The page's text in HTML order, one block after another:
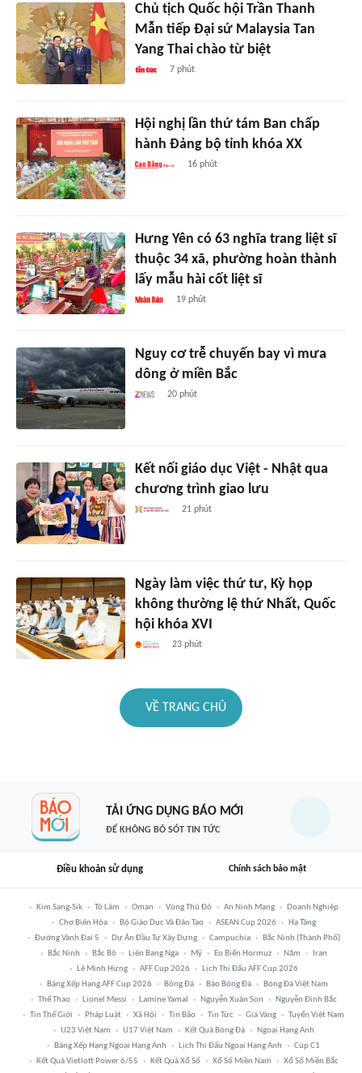
Chủ tịch Quốc hội Trần Thanh
Mẫn tiếp Đại sứ Malaysia Tan
Yang Thai chào từ biệt
7 phút
Hội nghị lần thứ tám Ban chấp
hành Đảng bộ tỉnh khóa XX
16 phút
Hưng Yên có 63 nghĩa trang liệt sĩ
thuộc 34 xã, phường hoàn thành
lấy mẫu hài cốt liệt sĩ
19 phút
Nguy cơ trễ chuyến bay vì mưa
dông ở miền Bắc
20 phút
Kết nối giáo dục Việt - Nhật qua
chương trình giao lưu
21 phút
Ngày làm việc thứ tư, Kỳ họp
không thường lệ thứ Nhất, Quốc
hội khóa XVI
23 phút
VỀ TRANG CHỦ
TẢI ỨNG DỤNG BÁO MỚI
ĐỂ KHÔNG BỎ SÓT TIN TỨC
Điều khoản sử dụng Chính sách bảo mật
Kim Sang-Sik Tô Lâm Oman Vùng Thủ Đô An Ninh Mạng
Doanh Nghiệp
Chợ Biên Hòa
Bộ Giáo Dục Và Đào Tạo ASEAN Cup 2026
Hạ Tầng
Đường Vành Đai 5
Dự Án Đầu Tư Xây Dựng Campuchia
Bắc Ninh (thành Phố)
Bắc Ninh
Bắc Bộ Liên Bang Nga Mỹ Eo Biển Hormuz Năm
Iran
Lê Minh Hưng
AFF Cup 2026
Lịch Thi Đấu AFF Cup 2026
Bảng Xếp Hạng AFF Cup 2026
Bóng Đá Báo Bóng Đá
Bóng Đá Việt Nam
Thể Thao
Lionel Messi Lamine Yamal Nguyễn Xuân Son
Nguyễn Đình Bắc
Tin Thế Giới
Pháp Luật Xã Hội Tin Bão Tin Tức Giá Vàng
Tuyển Việt Nam
U23 Việt Nam
U17 Việt Nam Kết Quả Bóng Đá
Ngoại Hạng Anh
Bảng Xếp Hạng Ngoại Hạng Anh
Lịch Thi Đấu Ngoại Hạng Anh
Cúp C1
Kết Quả Vietlott Power 6/55
Kết Quả Xổ Số Xổ Số Miền Nam
Xổ Số Miền Bắc